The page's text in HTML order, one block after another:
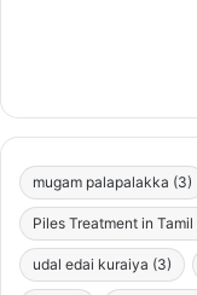
mugam palapalakka (3)
Piles Treatment in Tamil
udal edai kuraiya (3)